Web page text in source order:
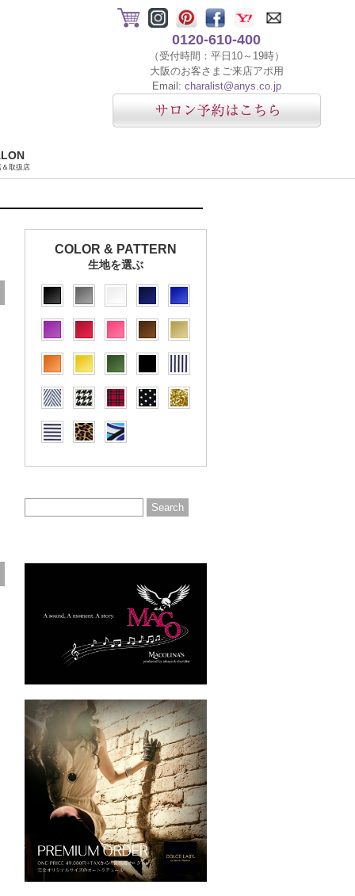
0120-610-400
（受付時間：平日10～19時）
大阪のお客さまご来店アポ用
Email: charalist@anys.co.jp
＆取扱店
COLOR & PATTERN
生地を選ぶ